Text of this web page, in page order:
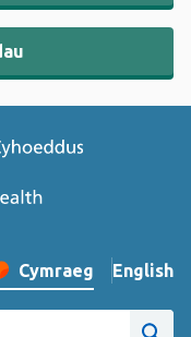
iaith y wefan
Cymraeg English
–